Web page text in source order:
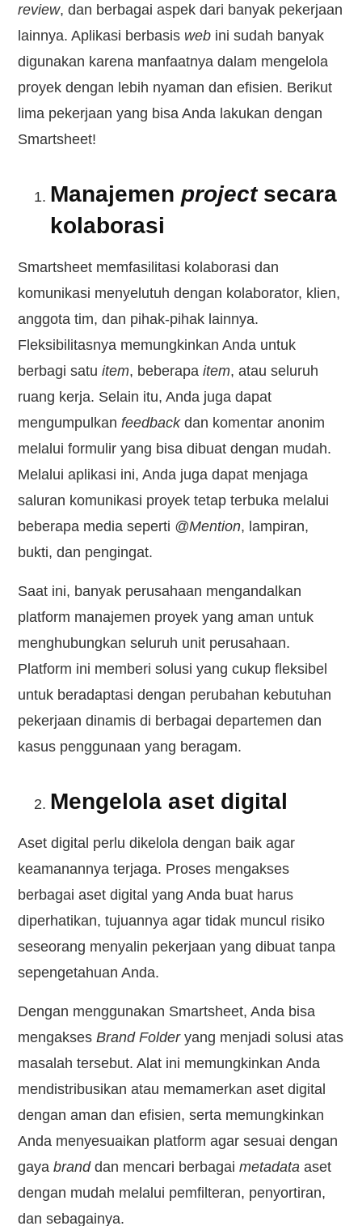
review, dan berbagai aspek dari banyak pekerjaan
lainnya. Aplikasi berbasis web ini sudah banyak
digunakan karena manfaatnya dalam mengelola
proyek dengan lebih nyaman dan efisien. Berikut
lima pekerjaan yang bisa Anda lakukan dengan
Smartsheet!
Manajemenproject secara
kolaborasi
Smartsheet memfasilitasi kolaborasi dan
komunikasi menyelutuh dengan kolaborator, klien,
anggota tim, dan pihak-pihak lainnya.
Fleksibilitasnya memungkinkan Anda untuk
berbagi satuitem, beberapaitem, atau seluruh
ruang kerja. Selain itu, Anda juga dapat
mengumpulkanfeedbackdan komentar anonim
melalui formulir yang bisa dibuat dengan mudah.
Melalui aplikasi ini, Anda juga dapat menjaga
saluran komunikasi proyek tetap terbuka melalui
beberapa media seperti @Mention, lampiran,
bukti, dan pengingat.
Saat ini, banyak perusahaan mengandalkan
platform manajemen proyek yang aman untuk
menghubungkan seluruh unit perusahaan.
Platform ini memberi solusi yang cukup fleksibel
untuk beradaptasi dengan perubahan kebutuhan
pekerjaan dinamis di berbagai departemen dan
kasus penggunaan yang beragam.
Mengelola aset digital
Aset digital perlu dikelola dengan baik agar
keamanannya terjaga. Proses mengakses
berbagai aset digital yang Anda buat harus
diperhatikan, tujuannya agar tidak muncul risiko
seseorang menyalin pekerjaan yang dibuat tanpa
sepengetahuan Anda.
Dengan menggunakan Smartsheet, Anda bisa
mengaksesBrand Folderyang menjadi solusi atas
masalah tersebut. Alat ini memungkinkan Anda
mendistribusikan atau memamerkan aset digital
dengan aman dan efisien, serta memungkinkan
Anda menyesuaikan platform agar sesuai dengan
gayabranddan mencari berbagaimetadataaset
dengan mudah melalui pemfilteran, penyortiran,
dan sebagainya.